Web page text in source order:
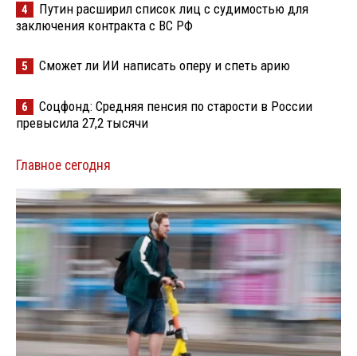
4
Путин расширил список лиц с судимостью для
заключения контракта с ВС РФ
5 Сможет ли ИИ написать оперу и спеть арию
6
Соцфонд: Средняя пенсия по старости в России
превысила 27,2 тысячи
Главное сегодня